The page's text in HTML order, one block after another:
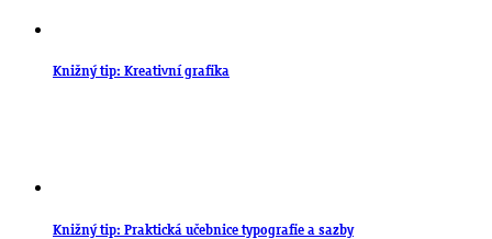
Knižný tip: Kreativní grafika
Knižný tip: Praktická učebnice typografie a sazby